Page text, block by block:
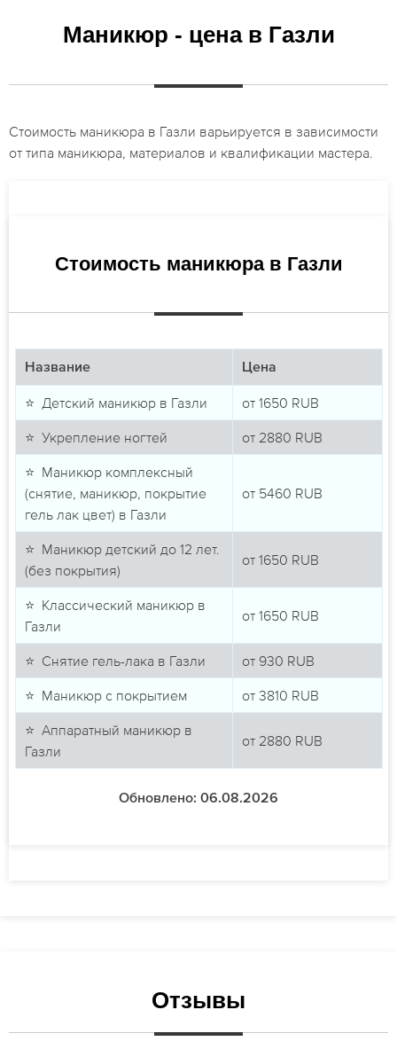
Маникюр - цена в Газли
Стоимость маникюра в Газли варьируется в зависимости
от типа маникюра, материалов и квалификации мастера.
Стоимость маникюра в Газли
Название Цена
⭐ Детский маникюр в Газли от 1650 RUB
⭐ Укрепление ногтей от 2880 RUB
⭐ Маникюр комплексный
(снятие, маникюр, покрытие
гель лак цвет) в Газли
от 5460 RUB
⭐ Маникюр детский до 12 лет.
(без покрытия)
от 1650 RUB
⭐ Классический маникюр в
Газли
от 1650 RUB
⭐ Снятие гель-лака в Газли от 930 RUB
⭐ Маникюр с покрытием от 3810 RUB
⭐ Аппаратный маникюр в
Газли
от 2880 RUB
Обновлено: 06.08.2026
Отзывы